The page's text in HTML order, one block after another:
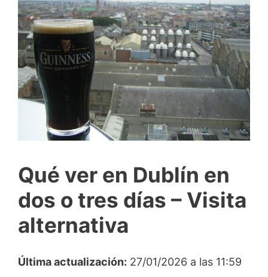
Qué ver en Dublín en
dos o tres días – Visita
alternativa
Última actualización: 27/01/2026 a las 11:59